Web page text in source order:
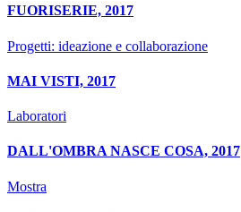
FUORISERIE, 2017
Progetti: ideazione e collaborazione
MAI VISTI, 2017
Laboratori
DALL'OMBRA NASCE COSA, 2017
Mostra